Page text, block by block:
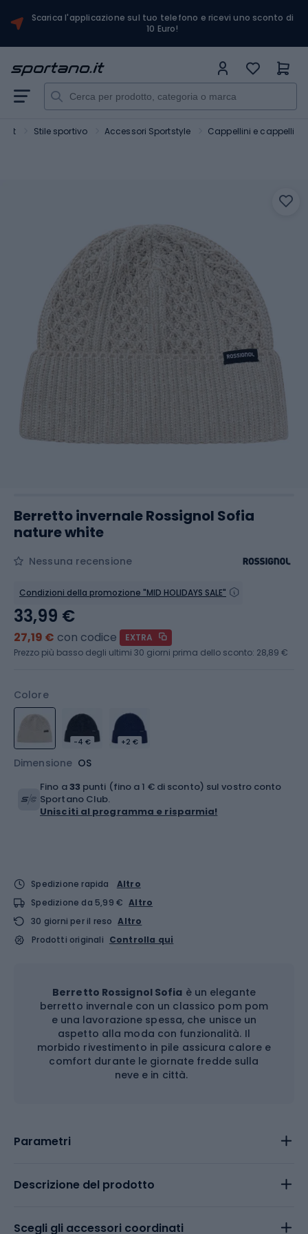
Scarica l'applicazione sul tuo telefono e ricevi uno sconto di
10 Euro!
Stile sportivo Accessori Sportstyle Cappellini e cappelli
Berretto invernale Rossignol Sofia
nature white
Nessuna recensione
Condizioni della promozione "MID HOLIDAYS SALE"
Colore
-4 € +2 €
Dimensione OS
33,99 €
27,19 € con codice
EXTRA
Prezzo più basso degli ultimi 30 giorni prima dello sconto: 28,89 €
Fino a33 punti (fino a 1 € di sconto) sul vostro conto
Sportano Club.
Unisciti al programma e risparmia!
Spedizione rapida
Altro
Spedizione da 5,99 € Altro
30 giorni per il reso Altro
Prodotti originali Controlla qui
Berretto Rossignol Sofia è un elegante
berretto invernale con un classico pom pom
e una lavorazione spessa, che unisce un
aspetto alla moda con funzionalità. Il
morbido rivestimento in pile assicura calore e
comfort durante le giornate fredde sulla
neve e in città.
Parametri
Descrizione del prodotto
Scegli gli accessori coordinati